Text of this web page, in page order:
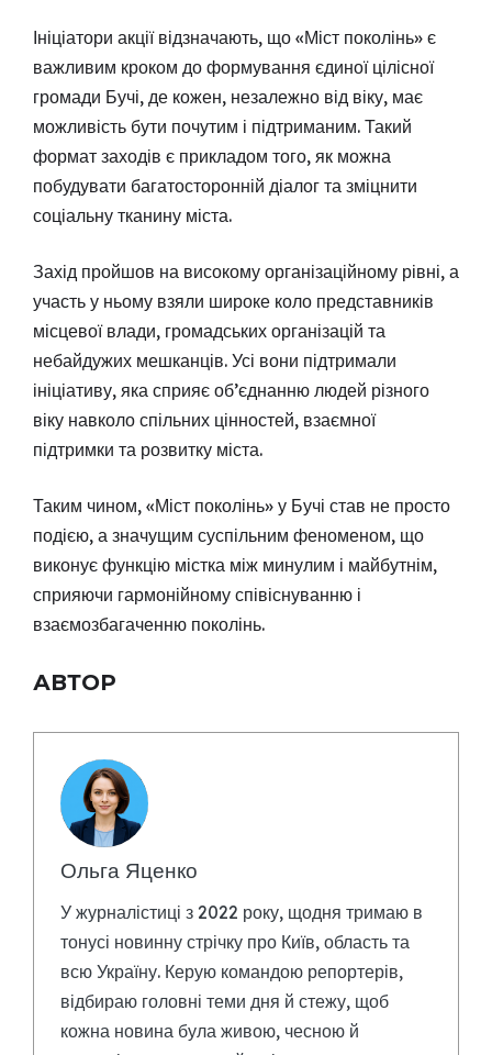
Ініціатори акції відзначають, що «Міст поколінь» є
важливим кроком до формування єдиної цілісної
громади Бучі, де кожен, незалежно від віку, має
можливість бути почутим і підтриманим. Такий
формат заходів є прикладом того, як можна
побудувати багатосторонній діалог та зміцнити
соціальну тканину міста.
Захід пройшов на високому організаційному рівні, а
участь у ньому взяли широке коло представників
місцевої влади, громадських організацій та
небайдужих мешканців. Усі вони підтримали
ініціативу, яка сприяє об’єднанню людей різного
віку навколо спільних цінностей, взаємної
підтримки та розвитку міста.
Таким чином, «Міст поколінь» у Бучі став не просто
подією, а значущим суспільним феноменом, що
виконує функцію містка між минулим і майбутнім,
сприяючи гармонійному співіснуванню і
взаємозбагаченню поколінь.
АВТОР
Ольга Яценко
У журналістиці з 2022 року, щодня тримаю в
тонусі новинну стрічку про Київ, область та
всю Україну. Керую командою репортерів,
відбираю головні теми дня й стежу, щоб
кожна новина була живою, чесною й